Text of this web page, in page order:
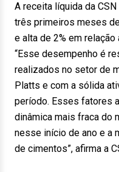
A receita líquida da
três primeiros meses
e alta de 2% em
“Esse desempenho é
realizados no setor de
Platts e com a sólida
período. Esses fatores
dinâmica mais fraca do
nesse início de ano e a
de cimentos”, afirma a